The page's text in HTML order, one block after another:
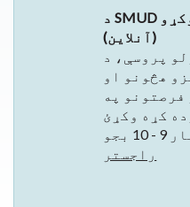
د SMUD سره څنګه سوداګري وکړو
(آنلاین)
پروسې، د
هڅونو او
په
راجستر